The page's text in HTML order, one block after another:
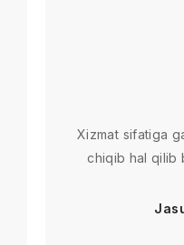
Xizmat sifatiga
chiqib hal qilib